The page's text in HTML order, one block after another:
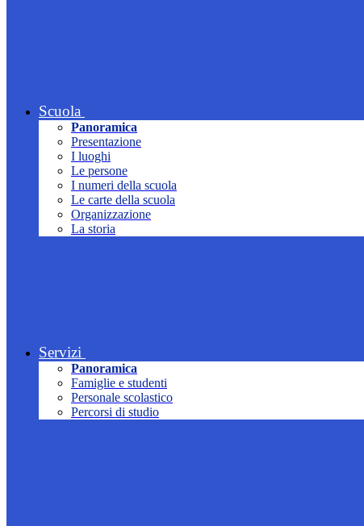
Scuola
Panoramica
Presentazione
I luoghi
Le persone
I numeri della scuola
Le carte della scuola
Organizzazione
La storia
Servizi
Panoramica
Famiglie e studenti
Personale scolastico
Percorsi di studio